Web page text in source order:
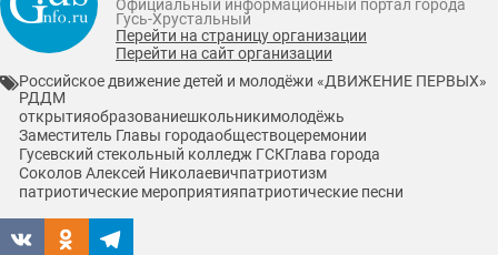
Официальный информационный портал города
Гусь-Хрустальный
Перейти на страницу организации
Перейти на сайт организации
Российское движение детей и молодёжи «ДВИЖЕНИЕ ПЕРВЫХ»
РДДМ
открытияобразованиешкольникимолодёжь
Заместитель Главы городаобществоцеремонии
Гусевский стекольный колледж ГСКГлава города
Соколов Алексей Николаевичпатриотизм
патриотические мероприятияпатриотические песни